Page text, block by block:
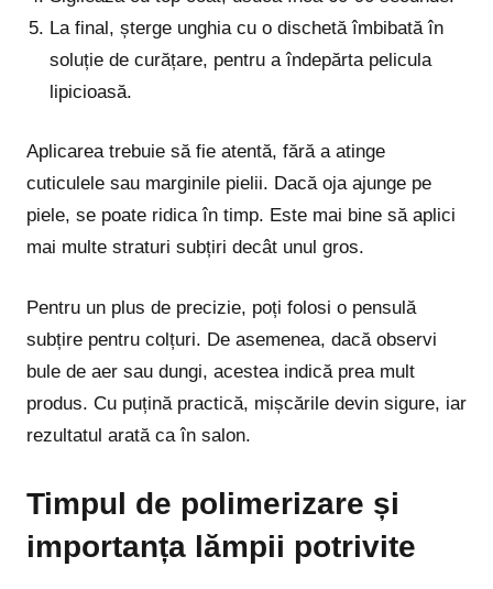
La final, șterge unghia cu o dischetă îmbibată în
soluție de curățare, pentru a îndepărta pelicula
lipicioasă.
Aplicarea trebuie să fie atentă, fără a atinge
cuticulele sau marginile pielii. Dacă oja ajunge pe
piele, se poate ridica în timp. Este mai bine să aplici
mai multe straturi subțiri decât unul gros.
Pentru un plus de precizie, poți folosi o pensulă
subțire pentru colțuri. De asemenea, dacă observi
bule de aer sau dungi, acestea indică prea mult
produs. Cu puțină practică, mișcările devin sigure, iar
rezultatul arată ca în salon.
Timpul de polimerizare și
importanța lămpii potrivite